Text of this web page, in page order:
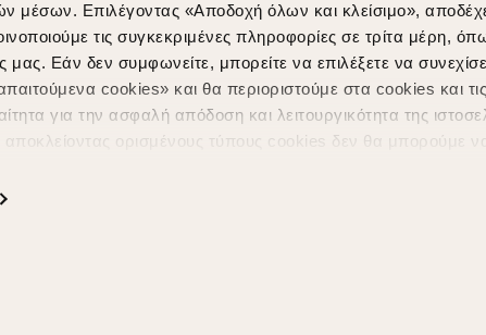
μέσων. Επιλέγοντας «Αποδοχή όλων και κλείσιμο»,
τις συγκεκριμένες πληροφορίες σε τρίτα μέρη,
μας. Εάν δεν συμφωνείτε, μπορείτε να επιλέξετε να
cookies» και θα περιοριστούμε στα cookies και τις
για την ασφαλή απόδοση και λειτουργικότητα της
ορισμένους τύπους cookies δεν θα μπορούμε
Για να προσαρμόσετε τις επιλογές σας ή να ανακαλέσετε τη
Shopping in secure with Shipping